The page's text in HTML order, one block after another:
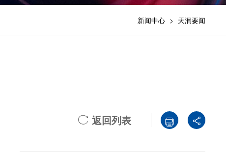
新闻中心 > 天润要闻
 返回列表  